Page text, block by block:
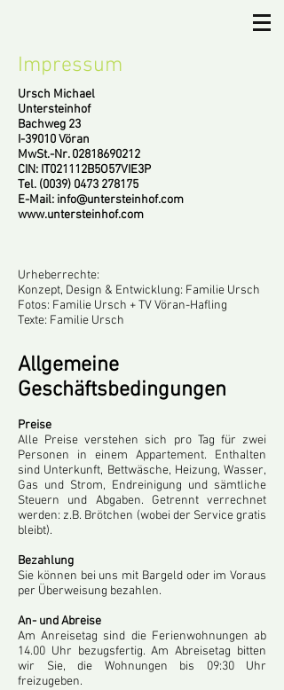
Impressum
Ursch Michael
Untersteinhof
Bachweg 23
I-39010 Vöran
MwSt.-Nr.02818690212
CIN: IT021112B5O57VIE3P
Tel. (0039) 0473 278175
E-Mail: info@untersteinhof.com
www.untersteinhof.com
Urheberrechte:
Konzept, Design & Entwicklung: Familie Ursch
Fotos: Familie Ursch + TV Vöran-Hafling
Texte: Familie Ursch
Allgemeine
Geschäftsbedingungen
Preise
Alle Preise verstehen sich pro Tag für zwei
Personen in einem Appartement. Enthalten
sind Unterkunft, Bettwäsche, Heizung, Wasser,
Gas und Strom, Endreinigung und sämtliche
Steuern und Abgaben. Getrennt verrechnet
werden: z.B. Brötchen (wobei der Service gratis
bleibt).
Bezahlung
Sie können bei uns mit Bargeld oder im Voraus
per Überweisung bezahlen.
An- und Abreise
Am Anreisetag sind die Ferienwohnungen ab
14.00 Uhr bezugsfertig. Am Abreisetag bitten
wir Sie, die Wohnungen bis 09:30 Uhr
freizugeben.